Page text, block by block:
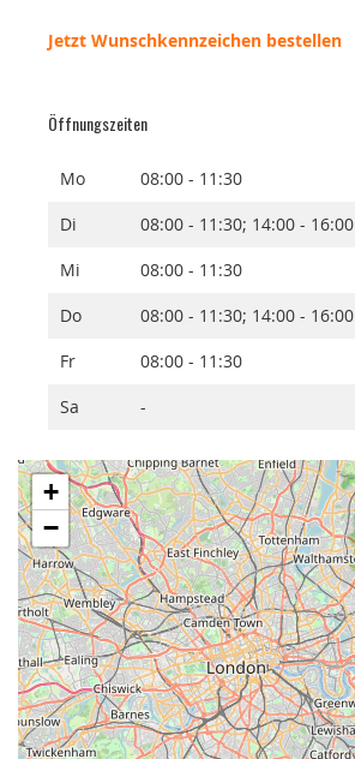
Jetzt Wunschkennzeichen bestellen
Öffnungszeiten
Mo
08:00 - 11:30
Di
08:00 - 11:30; 14:00 - 16:00
Mi
08:00 - 11:30
Do
08:00 - 11:30; 14:00 - 16:00
Fr
08:00 - 11:30
Sa
-
+
−